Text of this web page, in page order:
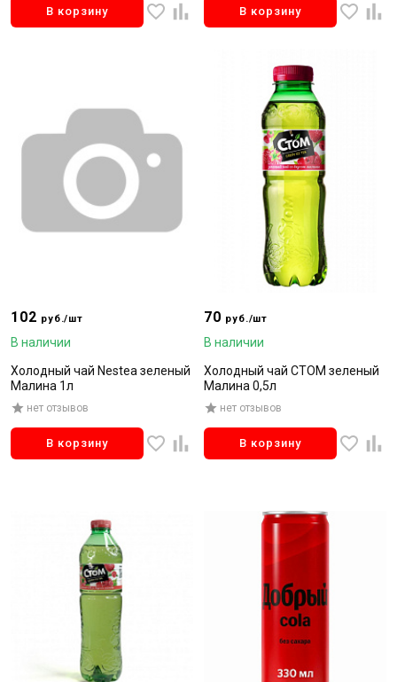
В корзину В корзину
102 руб./шт
В наличии
Холодный чай Nestea зеленый
Малина 1л
нет отзывов
В корзину
70 руб./шт
В наличии
Холодный чай СТОМ зеленый
Малина 0,5л
нет отзывов
В корзину